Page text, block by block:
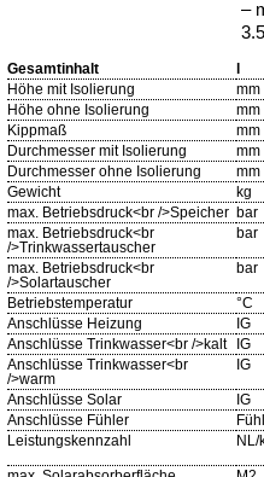
–
Gesamtinhalt
Höhe mit Isolierung
mm
Höhe ohne Isolierung
mm
Kippmaß
mm
Durchmesser mit Isolierung
mm
Durchmesser ohne Isolierung
mm
Gewicht
kg
max. Betriebsdruck<br />Speicher bar
max. Betriebsdruck<br
/>Trinkwassertauscher
bar
max. Betriebsdruck<br
/>Solartauscher
bar
Betriebstemperatur
°C
Anschlüsse Heizung
IG
Anschlüsse Trinkwasser<br />kalt
IG
Anschlüsse Trinkwasser<br
/>warm
IG
Anschlüsse Solar
IG
Anschlüsse Fühler
Leistungskennzahl
NL/